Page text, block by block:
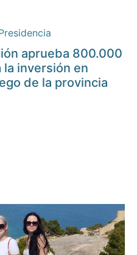
aprueba 800.000
la inversión en
de la provincia